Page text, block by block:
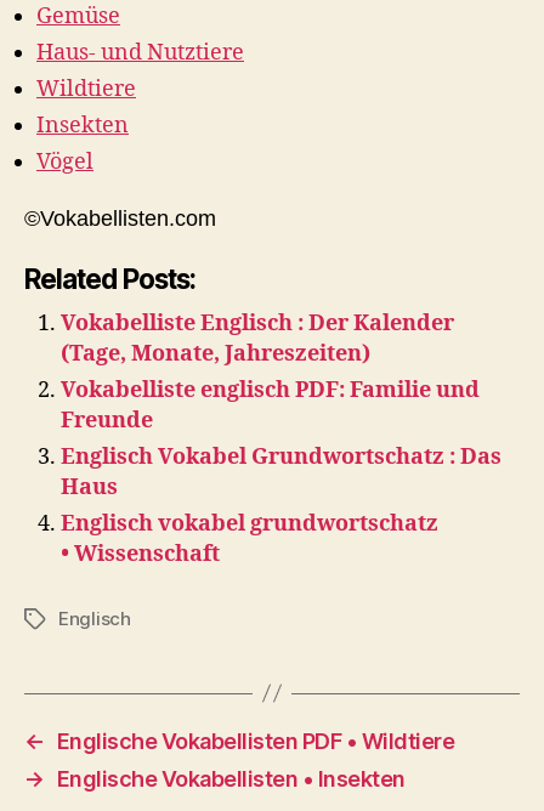
Gemüse
Haus- und Nutztiere
Wildtiere
Insekten
Vögel
©Vokabellisten.com
Related Posts:
Vokabelliste Englisch : Der Kalender
(Tage, Monate, Jahreszeiten)
Vokabelliste englisch PDF: Familie und
Freunde
Englisch Vokabel Grundwortschatz : Das
Haus
Englisch vokabel grundwortschatz
• Wissenschaft
TagsEnglisch
←
Englische Vokabellisten PDF • Wildtiere
→
Englische Vokabellisten • Insekten